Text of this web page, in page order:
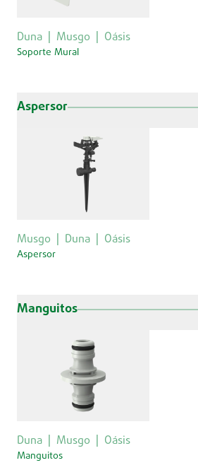
Duna Musgo Oásis
Soporte Mural
Aspersor
Musgo Duna Oásis
Aspersor
Manguitos
Duna Musgo Oásis
Manguitos